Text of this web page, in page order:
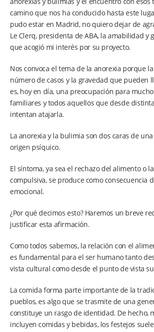
camino que nos ha conducido hasta este
pudo estar en Madrid, no quiero dejar de
Le Clerq, presidenta de ABA, la amabilidad y
que acogió mi interés por su proyecto.
Nos convoca el tema de la anorexia porque
número de casos y la gravedad que pueden
es, hoy en día, una preocupación para
familiares y todos aquellos que desde
intentan atajarla.
La anorexia y la bulimia son dos caras de
origen psíquico.
El síntoma, ya sea el rechazo del alimento o
compulsiva, se produce como consecuencia
emocional.
¿Por qué decimos esto? Haremos un breve
justificar esta afirmación.
Como todos sabemos, la relación con el
es fundamental para el ser humano tanto
vista cultural como desde el punto de vista
La comida forma parte importante de la
pueblos, es algo que se trasmite de una
constituye un rasgo de identidad. De hecho,
incluyen comidas y bebidas, los festejos